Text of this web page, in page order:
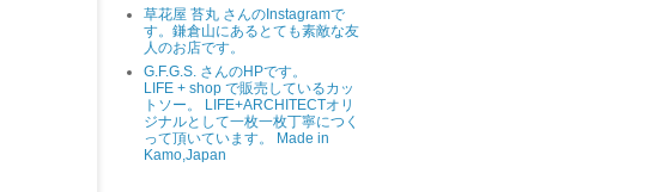
草花屋 苔丸 さんのInstagramで
す。鎌倉山にあるとても素敵な友
人のお店です。
G.F.G.S. さんのHPです。
LIFE + shop で販売しているカッ
トソー。 LIFE+ARCHITECTオリ
ジナルとして一枚一枚丁寧につく
って頂いています。 Made in
Kamo,Japan